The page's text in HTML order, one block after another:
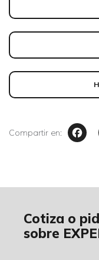
Compartir en:
Cotiza o
sobre